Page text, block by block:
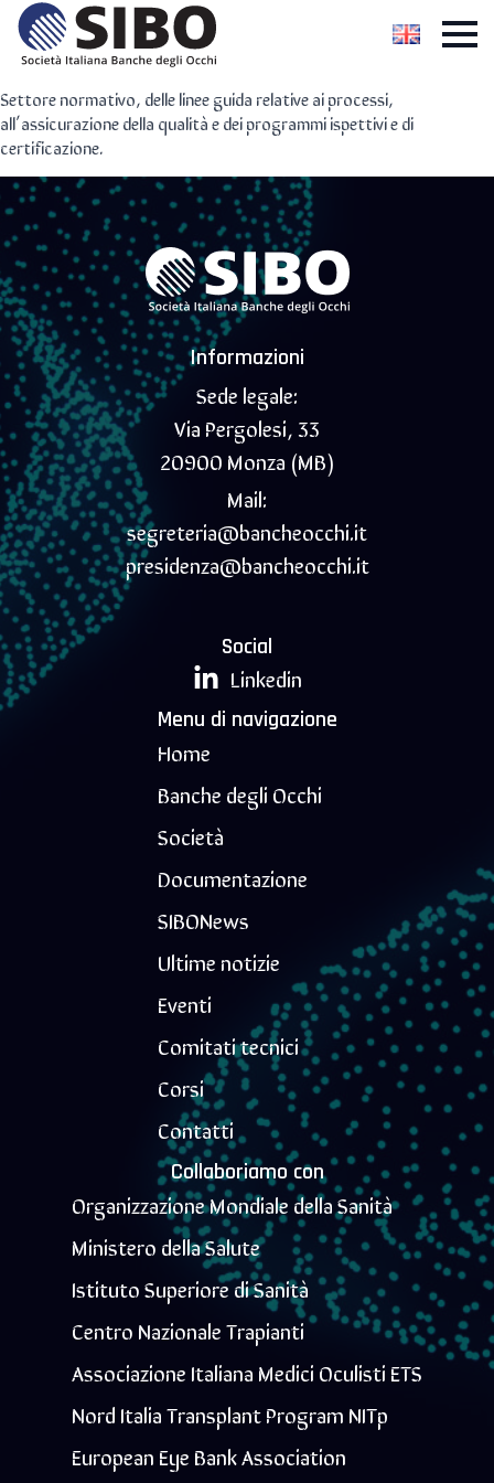
Settore normativo, delle linee guida relative ai processi,
all’assicurazione della qualità e dei programmi ispettivi e di
certificazione.
Informazioni
Sede legale:
Via Pergolesi, 33
20900 Monza (MB)
Mail:
segreteria@bancheocchi.it
presidenza@bancheocchi.it
Social
Linkedin
Menu di navigazione
Home
Banche degli Occhi
Società
Documentazione
SIBONews
Ultime notizie
Eventi
Comitati tecnici
Corsi
Contatti
Collaboriamo con
Organizzazione Mondiale della Sanità
Ministero della Salute
Istituto Superiore di Sanità
Centro Nazionale Trapianti
Associazione Italiana Medici Oculisti ETS
Nord Italia Transplant Program NITp
European Eye Bank Association